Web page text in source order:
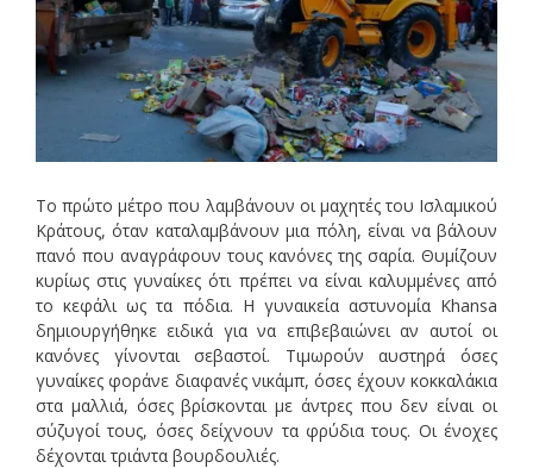
Το πρώτο μέτρο που λαμβάνουν οι μαχητές του Ισλαμικού
Κράτους, όταν καταλαμβάνουν μια πόλη, είναι να βάλουν
πανό που αναγράφουν τους κανόνες της σαρία. Θυμίζουν
κυρίως στις γυναίκες ότι πρέπει να είναι καλυμμένες από
το κεφάλι ως τα πόδια. Η γυναικεία αστυνομία Khansa
δημιουργήθηκε ειδικά για να επιβεβαιώνει αν αυτοί οι
κανόνες γίνονται σεβαστοί. Τιμωρούν αυστηρά όσες
γυναίκες φοράνε διαφανές νικάμπ, όσες έχουν κοκκαλάκια
στα μαλλιά, όσες βρίσκονται με άντρες που δεν είναι οι
σύζυγοί τους, όσες δείχνουν τα φρύδια τους. Οι ένοχες
δέχονται τριάντα βουρδουλιές.